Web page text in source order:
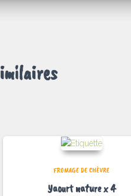
FROMAGE DE CHÈVRE
Yaourt nature x 4